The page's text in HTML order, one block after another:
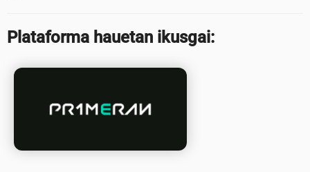
Plataforma hauetan ikusgai: